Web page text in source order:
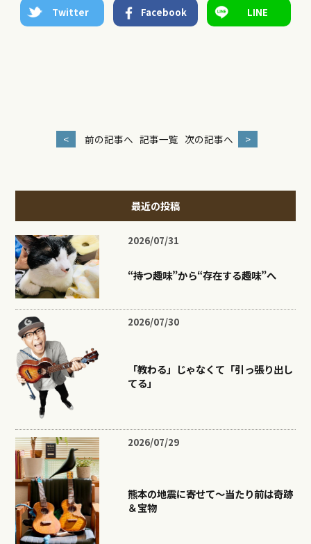
Twitter Facebook LINE
< 前の記事へ 記事一覧 次の記事へ >
最近の投稿
2026/07/31
“持つ趣味”から“存在する趣味”へ
2026/07/30
「教わる」じゃなくて「引っ張り出し
てる」
2026/07/29
熊本の地震に寄せて〜当たり前は奇跡
＆宝物